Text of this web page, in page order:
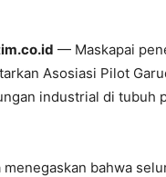
— Maskapai
Asosiasi Pilot
industrial di tubuh
menegaskan bahwa